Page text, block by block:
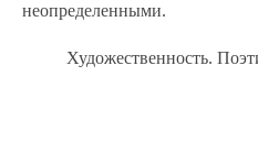
неопределенными.
Художественность.